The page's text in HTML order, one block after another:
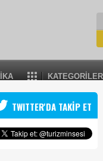
KATEGORİLER
ve kalifiye iş
TWITTER'DA TAKİP ET